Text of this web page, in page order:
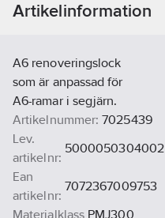
Artikelinformation
A6 renoveringslock
som är anpassad för
A6-ramar i segjärn.
Artikelnummer: 7025439
Lev.
artikelnr:
5000050304002
Ean
artikelnr:
7072367009753
Materialklass PMJ300